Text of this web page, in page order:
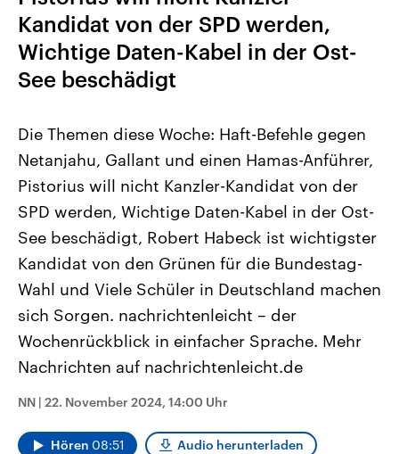
Alle Informationen
Sachsen-Anhalt wählt am 6.
September 2026 einen neuen
Landtag. Seit 2021 wird das
Bundesland von einer Koalition aus
CDU, SPD und FDP regiert.-
Umfragen, Prognosen,
Wahlprogramme, aktuelle Berichte
und Hintergründe zu den Parteien
Wahl.
Hintergründe
Wirtschaftlich und
gehören die Vereinigten
den mächtigsten Ländern
mit großem Einfluss auf
aktuelle Weltgeschehen.
Sendungen Programm Podcasts
Audio-Archiv
Kandidat von der SPD werden,
Wichtige Daten-Kabel in der Ost-
See beschädigt
Die Themen diese Woche: Haft-Befehle gegen
Netanjahu, Gallant und einen Hamas-Anführer,
Pistorius will nicht Kanzler-Kandidat von der
SPD werden, Wichtige Daten-Kabel in der Ost-
See beschädigt, Robert Habeck ist wichtigster
Kandidat von den Grünen für die Bundestag-
Wahl und Viele Schüler in Deutschland machen
sich Sorgen. nachrichtenleicht – der
Wochenrückblick in einfacher Sprache. Mehr
Nachrichten auf nachrichtenleicht.de
NN | 22. November 2024, 14:00 Uhr
Hören 08:51 Audio herunterladen